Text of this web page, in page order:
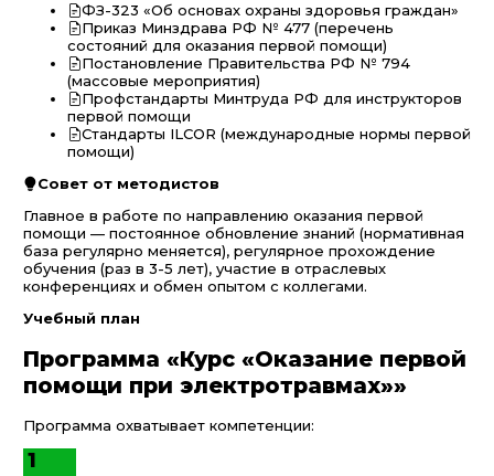
ФЗ-323 «Об основах охраны здоровья граждан»
Приказ Минздрава РФ № 477 (перечень
состояний для оказания первой помощи)
Постановление Правительства РФ № 794
(массовые мероприятия)
Профстандарты Минтруда РФ для инструкторов
первой помощи
Стандарты ILCOR (международные нормы первой
помощи)
Совет от методистов
Главное в работе по направлению оказания первой
помощи — постоянное обновление знаний (нормативная
база регулярно меняется), регулярное прохождение
обучения (раз в 3-5 лет), участие в отраслевых
конференциях и обмен опытом с коллегами.
Учебный план
Программа «Курс «Оказание первой
помощи при электротравмах»»
Программа охватывает компетенции:
1